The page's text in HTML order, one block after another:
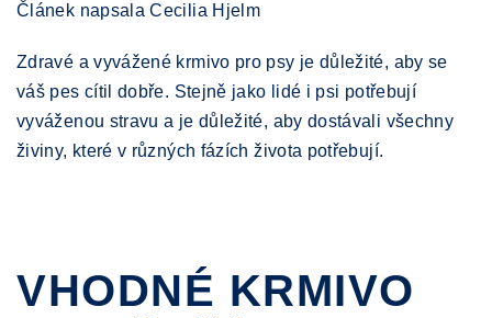
Článek napsala Cecilia Hjelm
Zdravé a vyvážené krmivo pro psy je důležité, aby se
váš pes cítil dobře. Stejně jako lidé i psi potřebují
vyváženou stravu a je důležité, aby dostávali všechny
živiny, které v různých fázích života potřebují.
VHODNÉ KRMIVO